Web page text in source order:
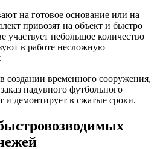
на готовое основание или на
привозят на объект и быстро
участвует небольшое количество
в работе несложную
создании временного сооружения,
надувного футбольного
и демонтирует в сжатые сроки.